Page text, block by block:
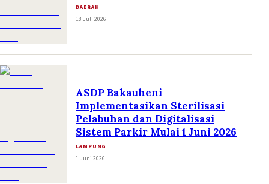
DAERAH
18 Juli 2026
ASDP Bakauheni
Implementasikan Sterilisasi
Pelabuhan dan Digitalisasi
Sistem Parkir Mulai 1 Juni 2026
LAMPUNG
1 Juni 2026